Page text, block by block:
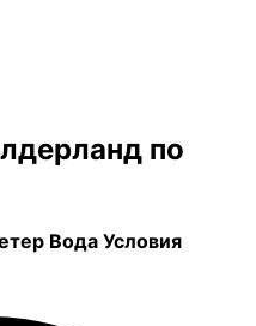
по
Вода Условия